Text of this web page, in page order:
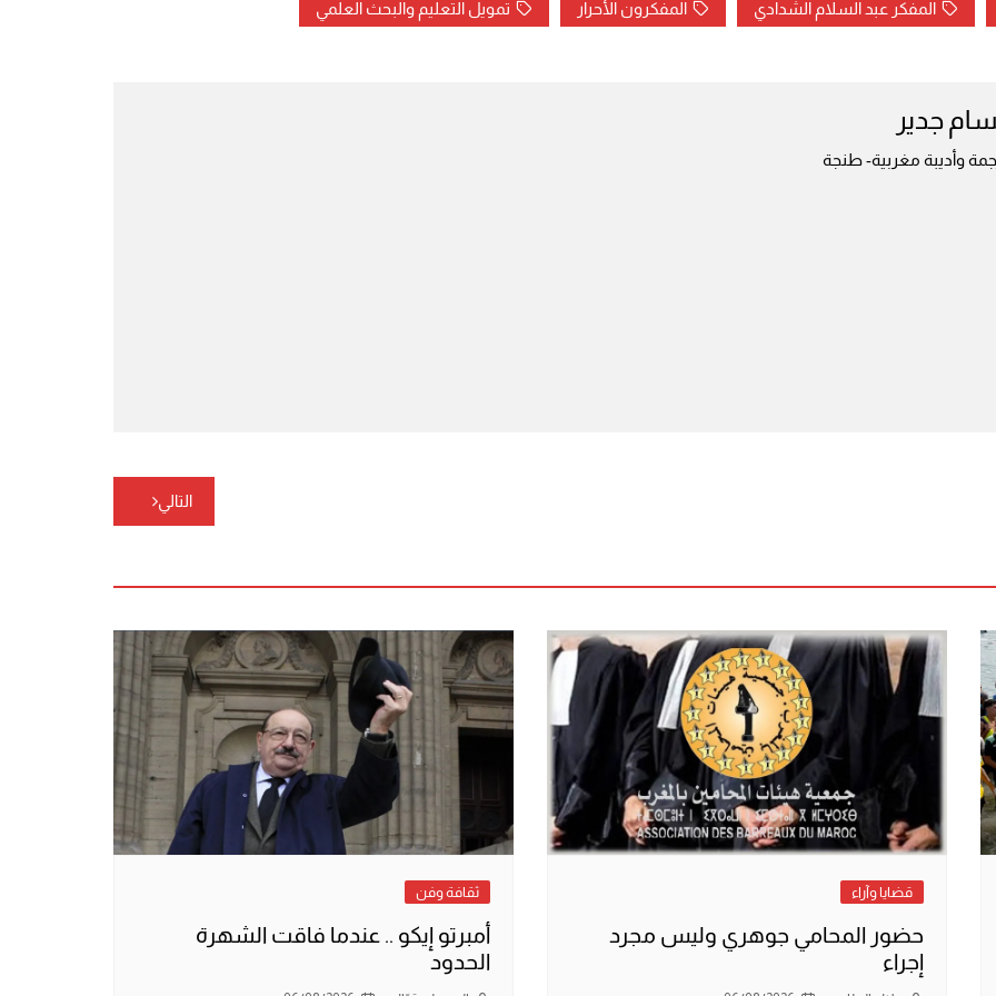
المفكر عبد السلام الشدادي المفكرون الأحرار تمويل التعليم والبحث العلمي
جدير
وأديبة مغربية- طنجة
التالي
قضايا وآراء
حضور المحامي جوهري وليس مجرد
إجراء
ثقافة وفن
أمبرتو إيكو .. عندما فاقت الشهرة
الحدود